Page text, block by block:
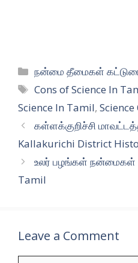
Categories
நன்மை தீமைகள்
Tags
Cons of Science In
Science In Tamil, Science
கள்ளக்குறிச்சி
Kallakurichi District
உலர் பழங்கள் நன்மைகள்
Tamil
Leave a Comment